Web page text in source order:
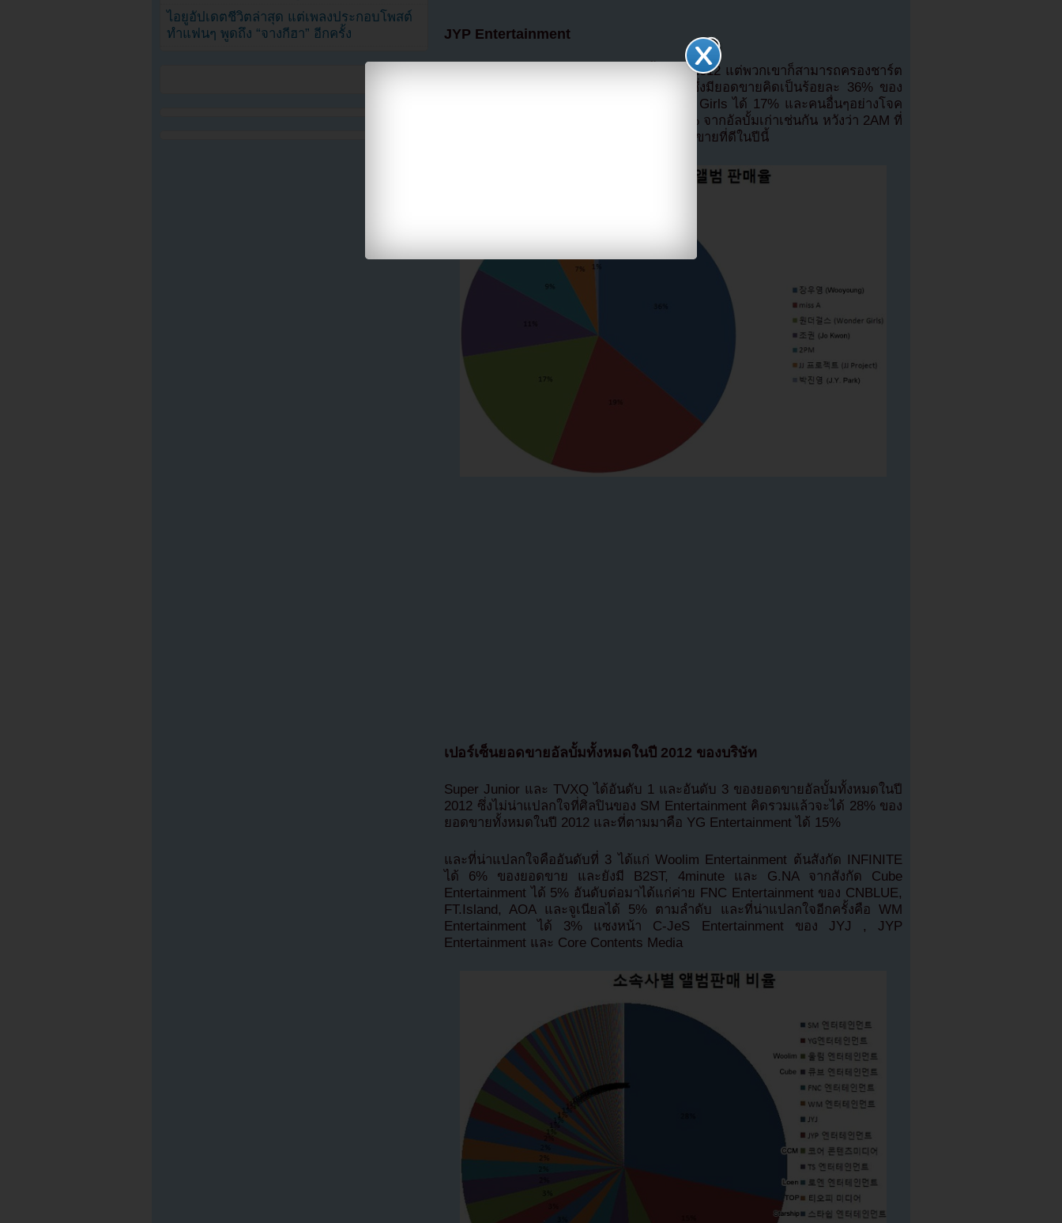
JYP Entertainment
แม้ว่า 2PM จะไม่ได้ปล่อยสตูดิโออัลบั้มในปี 2012 แต่พวกเขาก็สามารถครองชาร์ต
ยอดขายของ JYP จากอัลบั้มเดี่ยวของอูยองซึ่งมียอดขายคิดเป็นร้อยละ 36% ของ
ยอดขายทั้งบริษัท miss A ได้ 19%, Wonder Girls ได้ 17% และคนอื่นๆอย่างโจค
วอนได้ 11% ส่วน 2PM ยังคงมียอดขายถึง 9% จากอัลบั้มเก่าเช่นกัน หวังว่า 2AM ที่
คัมแบ็ค และ 2PM ที่มีตารางคัมแบ็คจะมียอดขายที่ดีในปีนี้
เปอร์เซ็นยอดขายอัลบั้มทั้งหมดในปี 2012 ของบริษัท
Super Junior และ TVXQ ได้อันดับ 1 และอันดับ 3 ของยอดขายอัลบั้มทั้งหมดในปี
2012 ซึ่งไม่น่าแปลกใจที่ศิลปินของ SM Entertainment คิดรวมแล้วจะได้ 28% ของ
ยอดขายทั้งหมดในปี 2012 และที่ตามมาคือ YG Entertainment ได้ 15%
และที่น่าแปลกใจคืออันดับที่ 3 ได้แก่ Woolim Entertainment ต้นสังกัด INFINITE
ได้ 6% ของยอดขาย และยังมี B2ST, 4minute และ G.NA จากสังกัด Cube
Entertainment ได้ 5% อันดับต่อมาได้แก่ค่าย FNC Entertainment ของ CNBLUE,
FT.Island, AOA และจูเนียลได้ 5% ตามลำดับ และที่น่าแปลกใจอีกครั้งคือ WM
Entertainment ได้ 3% แซงหน้า C-JeS Entertainment ของ JYJ , JYP
Entertainment และ Core Contents Media
ไอยูอัปเดตชีวิตล่าสุด แต่เพลงประกอบโพสต์
ทำแฟนๆ พูดถึง “จางกีฮา” อีกครั้ง